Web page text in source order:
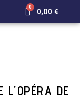
0,00 €
L'OPÉRA DE